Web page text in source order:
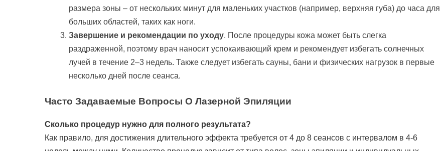
размера зоны – от нескольких минут для маленьких участков (например, верхняя губа) до часа для
больших областей, таких как ноги.
Завершение и рекомендации по уходу. После процедуры кожа может быть слегка
раздраженной, поэтому врач наносит успокаивающий крем и рекомендует избегать солнечных
лучей в течение 2–3 недель. Также следует избегать сауны, бани и физических нагрузок в первые
несколько дней после сеанса.
Часто Задаваемые Вопросы О Лазерной Эпиляции
Сколько процедур нужно для полного результата?
Как правило, для достижения длительного эффекта требуется от 4 до 8 сеансов с интервалом в 4-6